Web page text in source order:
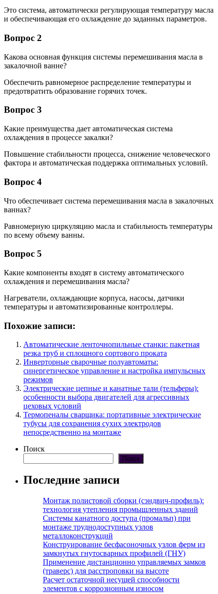
Это система, автоматически регулирующая температуру масла
и обеспечивающая его охлаждение до заданных параметров.
Вопрос 2
Какова основная функция системы перемешивания масла в
закалочной ванне?
Обеспечить равномерное распределение температуры и
предотвратить образование горячих точек.
Вопрос 3
Какие преимущества дает автоматическая система
охлаждения в процессе закалки?
Повышение стабильности процесса, снижение человеческого
фактора и автоматическая поддержка оптимальных условий.
Вопрос 4
Что обеспечивает система перемешивания масла в закалочных
ваннах?
Равномерную циркуляцию масла и стабильность температуры
по всему объему ванны.
Вопрос 5
Какие компоненты входят в систему автоматического
охлаждения и перемешивания масла?
Нагреватели, охлаждающие корпуса, насосы, датчики
температуры и автоматизированные контроллеры.
Похожие записи:
Автоматические ленточнопильные станки: пакетная
резка труб и сплошного сортового проката
Инверторные сварочные полуавтоматы:
синергетическое управление и настройка импульсных
режимов
Электрические цепные и канатные тали (тельферы):
особенности выбора двигателей для агрессивных
цеховых условий
Термопеналы сварщика: портативные электрические
тубусы для сохранения сухих электродов
непосредственно на монтаже
Поиск
Поиск
Последние записи
Монтаж полистовой сборки (сэндвич-профиль):
технология утепления промышленных зданий
Системы канатного доступа (промальп) при
монтаже труднодоступных узлов
металлоконструкций
Конструирование бесфасоночных узлов ферм из
замкнутых гнутосварных профилей (ГНУ)
Применение дистанционно управляемых замков
(траверс) для расстроповки на высоте
Расчет остаточной несущей способности
элементов с коррозионным износом